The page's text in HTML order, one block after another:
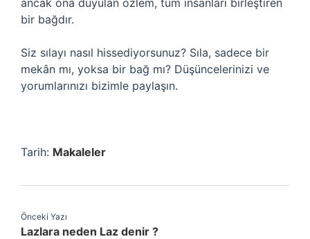
ancak ona duyulan özlem, tüm insanları birleştiren
bir bağdır.
Siz sılayı nasıl hissediyorsunuz? Sıla, sadece bir
mekân mı, yoksa bir bağ mı? Düşüncelerinizi ve
yorumlarınızı bizimle paylaşın.
Tarih: Makaleler
Önceki Yazı
Lazlara neden Laz denir ?